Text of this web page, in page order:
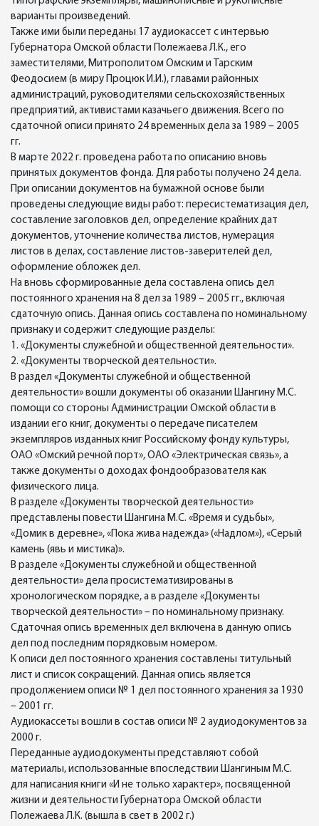
варианты произведений.
Также ими были переданы 17 аудиокассет с интервью
Губернатора Омской области Полежаева Л.К., его
заместителями, Митрополитом Омским и Тарским
Феодосием (в миру Процюк И.И.), главами районных
администраций, руководителями сельскохозяйственных
предприятий, активистами казачьего движения. Всего по
сдаточной описи принято 24 временных дела за 1989 – 2005
гг.
В марте 2022 г. проведена работа по описанию вновь
принятых документов фонда. Для работы получено 24 дела.
При описании документов на бумажной основе были
проведены следующие виды работ: пересистематизация дел,
составление заголовков дел, определение крайних дат
документов, уточнение количества листов, нумерация
листов в делах, составление листов-заверителей дел,
оформление обложек дел.
На вновь сформированные дела составлена опись дел
постоянного хранения на 8 дел за 1989 – 2005 гг., включая
сдаточную опись. Данная опись составлена по номинальному
признаку и содержит следующие разделы:
1. «Документы служебной и общественной деятельности».
2. «Документы творческой деятельности».
В раздел «Документы служебной и общественной
деятельности» вошли документы об оказании Шангину М.С.
помощи со стороны Администрации Омской области в
издании его книг, документы о передаче писателем
экземпляров изданных книг Российскому фонду культуры,
ОАО «Омский речной порт», ОАО «Электрическая связь», а
также документы о доходах фондообразователя как
физического лица.
В разделе «Документы творческой деятельности»
представлены повести Шангина М.С. «Время и судьбы»,
«Домик в деревне», «Пока жива надежда» («Надлом»), «Серый
камень (явь и мистика)».
В разделе «Документы служебной и общественной
деятельности» дела просистематизированы в
хронологическом порядке, а в разделе «Документы
творческой деятельности» – по номинальному признаку.
Сдаточная опись временных дел включена в данную опись
дел под последним порядковым номером.
К описи дел постоянного хранения составлены титульный
лист и список сокращений. Данная опись является
продолжением описи № 1 дел постоянного хранения за 1930
– 2001 гг.
Аудиокассеты вошли в состав описи № 2 аудиодокументов за
2000 г.
Переданные аудиодокументы представляют собой
материалы, использованные впоследствии Шангиным М.С.
для написания книги «И не только характер», посвященной
жизни и деятельности Губернатора Омской области
Полежаева Л.К. (вышла в свет в 2002 г.)